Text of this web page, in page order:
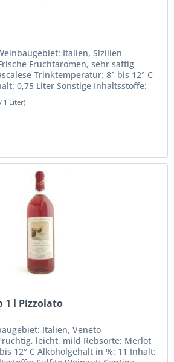
Italien, Sizilien
Fruchtaromen, sehr saftig
Trinktemperatur: 8° bis 12° C
0,75 Liter Sonstige Inhaltsstoffe:
1 Liter)
1 l Pizzolato
Italien, Veneto
leicht, mild Rebsorte: Merlot
12° C Alkoholgehalt in %: 11 Inhalt: